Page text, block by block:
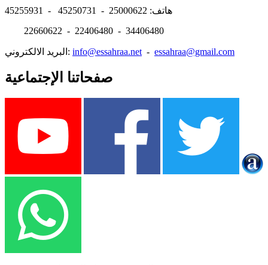
هاتف: 25000622 - 45250731 - 45255931
22660622 - 22406480 - 34406480
البريد الالكتروني: info@essahraa.net - essahraa@gmail.com
صفحاتنا الإجتماعية